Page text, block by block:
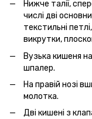
Нижче талії,
числі дві
текстильні
викрутки,
Вузька кишеня
шпалер.
На правій нозі
молотка.
Дві кишені з